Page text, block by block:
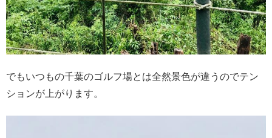
でもいつもの千葉のゴルフ場とは全然景色が違うのでテン
ションが上がります。